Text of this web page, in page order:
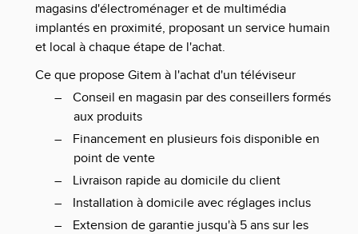
magasins d'électroménager et de multimédia
implantés en proximité, proposant un service humain
et local à chaque étape de l'achat.
Ce que propose Gitem à l'achat d'un téléviseur
–
Conseil en magasin par des conseillers formés
aux produits
–
Financement en plusieurs fois disponible en
point de vente
–
Livraison rapide au domicile du client
–
Installation à domicile avec réglages inclus
–
Extension de garantie jusqu'à 5 ans sur les